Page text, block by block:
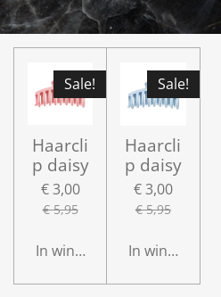
Sale!
Haarcli
p daisy
€ 3,00
€ 5,95
In winkelwagen
Sale!
Haarcli
p daisy
€ 3,00
€ 5,95
In winkelwagen